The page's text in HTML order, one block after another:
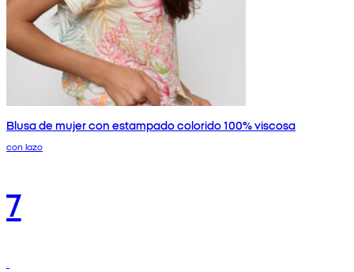
Blusa de mujer con estampado colorido 100% viscosa
con lazo
7